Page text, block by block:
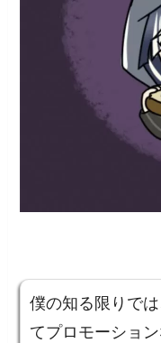
僕の知る限りで
てプロモーショ